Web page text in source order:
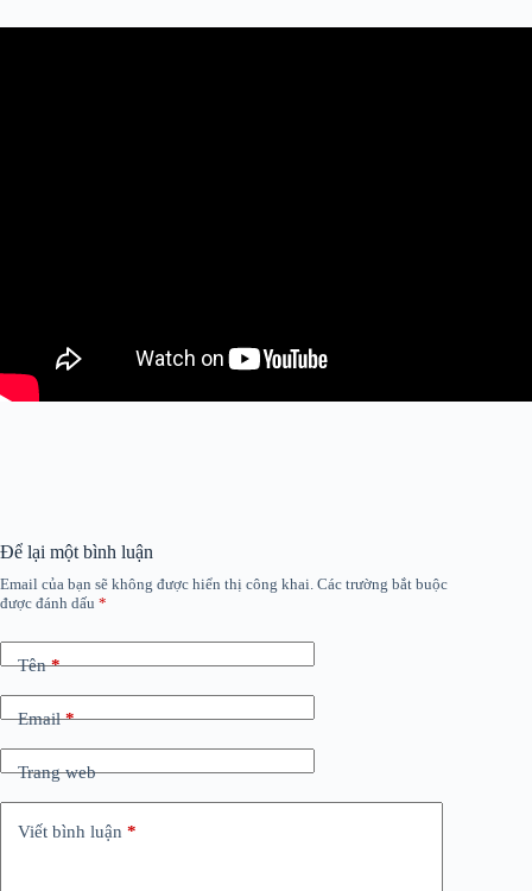
Để lại một bình luận
Email của bạn sẽ không được hiển thị công khai. Các trường bắt buộc
được đánh dấu *
Tên*
Email*
Trang web
Viết bình luận *